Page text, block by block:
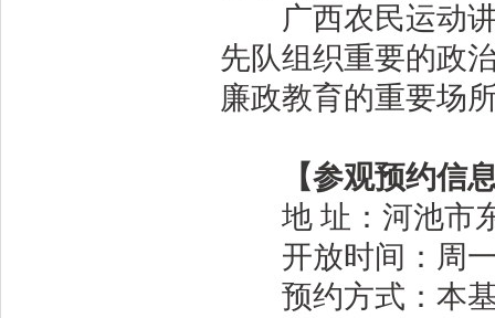
广西农民运动讲
先队组织重要的政
廉政教育的重要场
【参观预约信
地 址：河池市东
开放时间：周一
预约方式：本基